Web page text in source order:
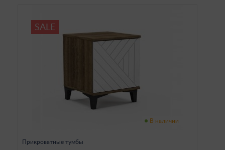
SALE
В наличии
Прикроватные тумбы